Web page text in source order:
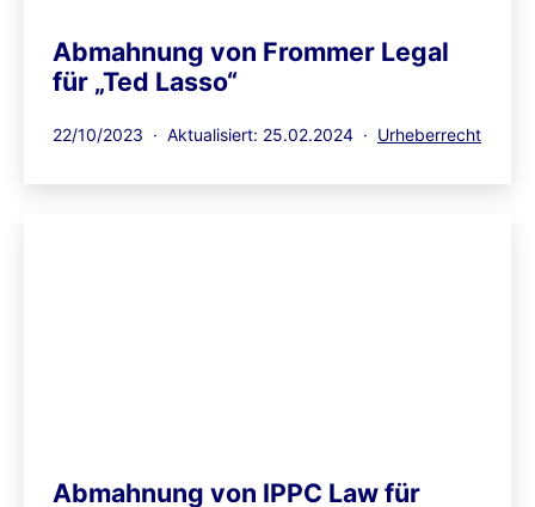
Abmahnung von Frommer Legal
für „Ted Lasso“
Veröffentlicht
22/10/2023 Aktualisiert: 25.02.2024
Kategorisiert
Urheberrecht
Abmahnung von IPPC Law für